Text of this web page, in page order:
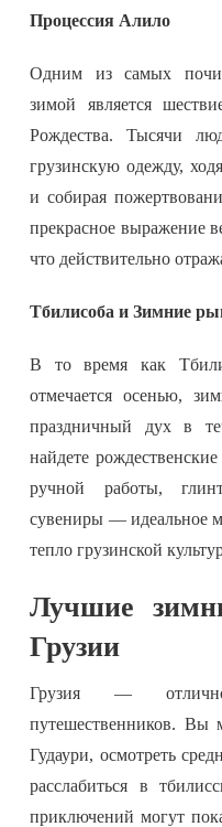
Процессия Алило
Одним из самых
зимой является
Рождества. Тысячи
грузинскую одежду,
и собирая
прекрасное выражение
что действительно
Тбилисоба и Зимние
В то время как
отмечается осенью,
праздничный дух в
найдете
ручной работы,
сувениры — идеальное
тепло грузинской
Лучшие
Грузии
Грузия —
путешественников. Вы
Гудаури, осмотреть
расслабиться в
приключений могут